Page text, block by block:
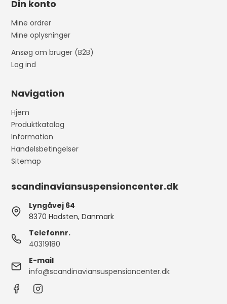
Din konto
Mine ordrer
Mine oplysninger
Ansøg om bruger (B2B)
Log ind
Navigation
Hjem
Produktkatalog
Information
Handelsbetingelser
Sitemap
scandinaviansuspensioncenter.dk
Lyngåvej 64
8370 Hadsten, Danmark
Telefonnr.
40319180
E-mail
info@scandinaviansuspensioncenter.dk